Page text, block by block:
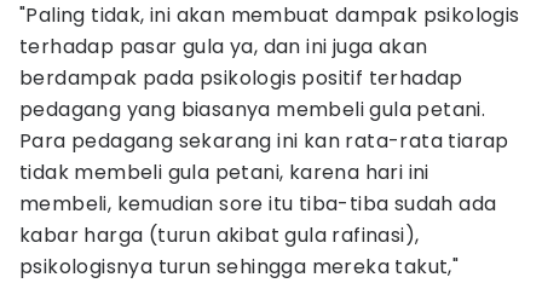
"Paling tidak, ini akan membuat dampak psikologis
terhadap pasar gula ya, dan ini juga akan
berdampak pada psikologis positif terhadap
pedagang yang biasanya membeli gula petani.
Para pedagang sekarang ini kan rata-rata tiarap
tidak membeli gula petani, karena hari ini
membeli, kemudian sore itu tiba-tiba sudah ada
kabar harga (turun akibat gula rafinasi),
psikologisnya turun sehingga mereka takut,"